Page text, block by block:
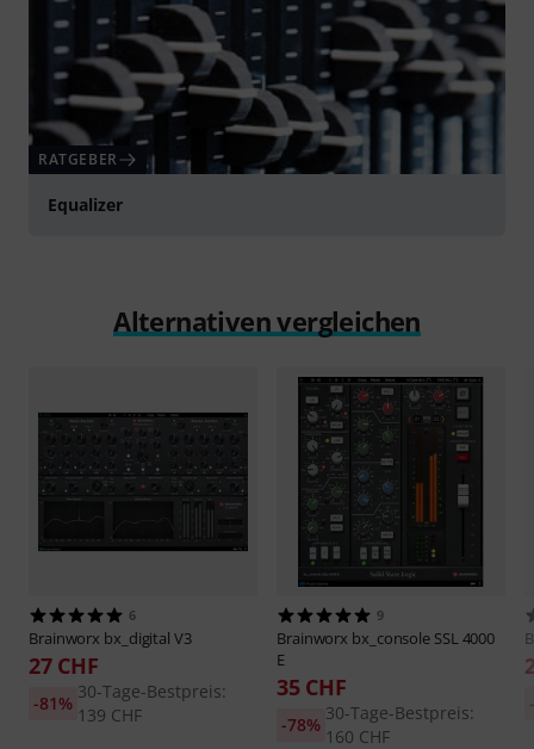
RATGEBER
Equalizer
Alternativen vergleichen
6
Brainworx bx_digital V3
27 CHF
30-Tage-Bestpreis:
139 CHF
-81%
9
Brainworx bx_console SSL 4000
E
35 CHF
30-Tage-Bestpreis:
160 CHF
-78%